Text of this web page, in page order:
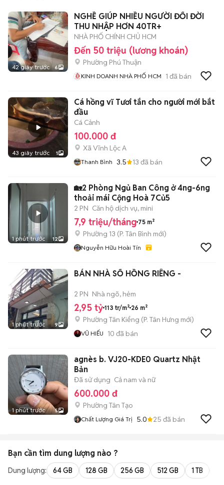
42 giây trước 6
NGHỀ GIÚP NHIỀU NGƯỜI ĐỔI ĐỜI
THU NHẬP HƠN 40TR+
NHÀ PHỐ CHÍNH CHỦ HCM
Đến 50 triệu (lương khoán)
Phường Phú Thuận
KINH DOANH NHÀ PHỐ HCM 1 đã bán
43 giây trước 1
Cá hồng vĩ Tươi tắn cho người mới bắt
đầu
Cá Cảnh
100.000 đ
Xã Vĩnh Lộc A
Thanh Bình 3.5 13 đã bán
1 phút trước 12
🏡2 Phòng Ngủ Ban Công ở 4ng-6ng
thoải mái Cộng Hoà 7Củ5
2 PN Căn hộ dịch vụ, mini
7,9 triệu/tháng 75 m²
Phường 13 (P. Tân Bình mới)
Nguyễn Hữu Hoài Tín
1 phút trước 9
BÁN NHÀ SỔ HỒNG RIÊNG -
2 PN Nhà ngõ, hẻm
2,95 tỷ 113 tr/m² 26 m²
Phường Tân Kiểng (P. Tân Hưng mới)
VŨ HIẾU 10 đã bán
1 phút trước 5
agnès b. VJ20-KDE0 Quartz Nhật
Bản
Đã sử dụng Cả nam và nữ
600.000 đ
Phường Tân Tạo
Chất Lượng Giá Trị 5.0 25 đã bán
Bạn cần tìm dung lượng nào ?
Dung lượng: 64 GB 128 GB 256 GB 512 GB 1 TB